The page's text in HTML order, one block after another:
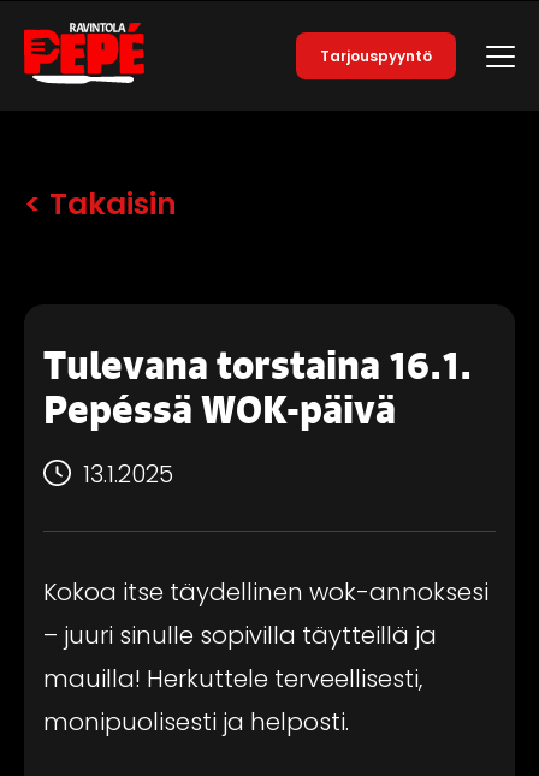
Tarjouspyyntö
< Takaisin
Tulevana torstaina 16.1.
Pepéssä WOK-päivä
13.1.2025
Kokoa itse täydellinen wok-annoksesi
– juuri sinulle sopivilla täytteillä ja
mauilla! Herkuttele terveellisesti,
monipuolisesti ja helposti.